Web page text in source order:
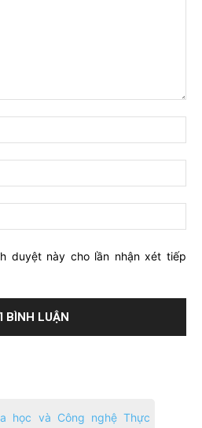
duyệt này cho lần nhận xét tiếp
học và Công nghệ Thực